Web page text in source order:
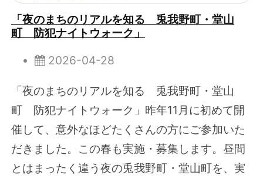
「夜のまちのリアルを知る 兎我野町・堂山
町 防犯ナイトウォーク」
2026-04-28
「夜のまちのリアルを知る 兎我野町・堂山
町 防犯ナイトウォーク」昨年11月に初めて開
催して、意外なほどたくさんの方にご参加いた
だきました。この春も実施・募集します。昼間
とはまったく違う夜の兎我野町・堂山町を、実